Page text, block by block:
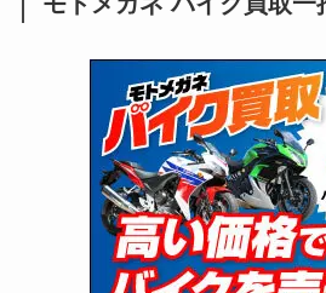
(31)
(51)
(34)
(5)
(12)
(63)
(24)
(16)
(25)
(24)
(46)
(15)
(64)
(16)
(62)
(4)
(6)
(17)
(12)
(131)
(38)
(131)
(167)
(85)
(21)
(61)
(171)
(98)
(13)
(274)
(171) (47)
(66)
(16)
(141)
(1,139)
(166)
(415)
(16)
(137)
(72)
(2,739)
(126)
(170)
(171)
(1,605)
(147)
(13)
(19)
(12)